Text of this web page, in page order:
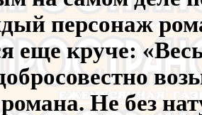
персонаж
еще круче:
Не без